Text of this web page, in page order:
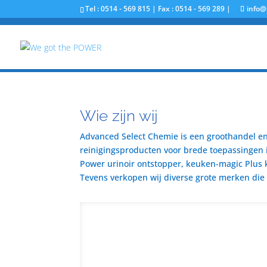
Tel : 0514 - 569 815 | Fax : 0514 - 569 289 |
Wie zijn wij
Advanced Select Chemie is een groothandel
reinigingsproducten voor brede
Power urinoir ontstopper, keuken-magic
Tevens verkopen wij diverse grote merken